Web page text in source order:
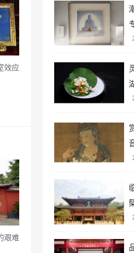
效应
艰难